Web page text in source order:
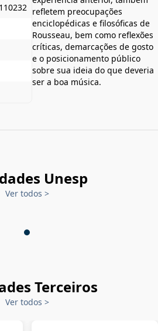
refletem preocupações
enciclopédicas e filosóficas de
Rousseau, bem como reflexões
críticas, demarcações de gosto
e o posicionamento público
sobre sua ideia do que deveria
ser a boa música.
Unesp
Ver todos >
Terceiros
Ver todos >